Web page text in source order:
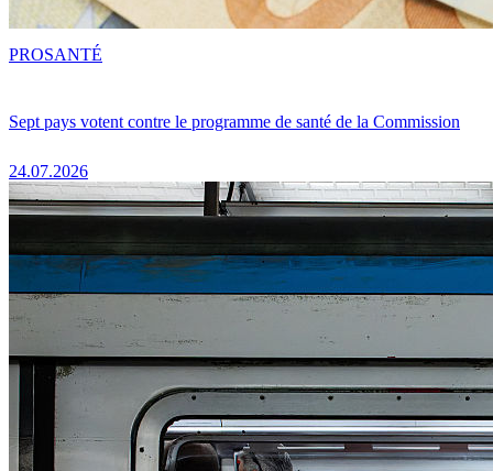
Sept pays votent contre le programme de santé de la Commission
24.07.2026
PROSANTÉ